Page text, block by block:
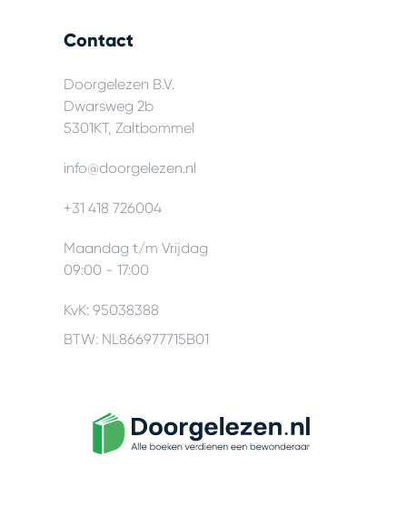
Contact
Doorgelezen B.V.
Dwarsweg 2b
5301KT, Zaltbommel
info@doorgelezen.nl
+31 418 726004
Maandag t/m Vrijdag
09:00 - 17:00
KvK: 95038388
BTW: NL866977715B01